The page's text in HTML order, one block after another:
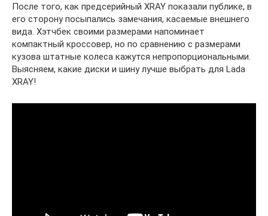
После того, как предсерийный XRAY показали публике, в
его сторону посыпались замечания, касаемые внешнего
вида. Хэтчбек своими размерами напоминает
компактный кроссовер, но по сравнению с размерами
кузова штатные колеса кажутся непропорциональными.
Выясняем, какие диски и шину лучше выбрать для Lada
XRAY!